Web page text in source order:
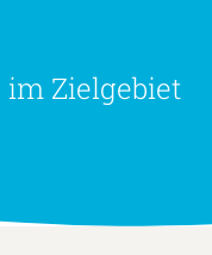
Zielgebiet